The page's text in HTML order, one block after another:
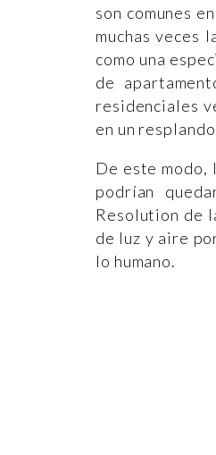
son comunes
muchas veces
como una
de
residenciales
en un
De este modo,
podrían
Resolution de
de luz y aire
lo humano.